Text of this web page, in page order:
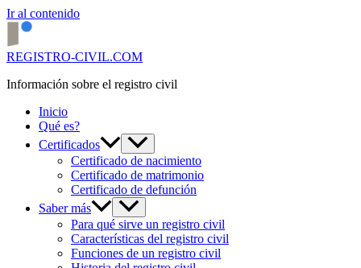
Ir al contenido
REGISTRO-CIVIL.COM
Información sobre el registro civil
Inicio
Qué es?
Certificados
Certificado de nacimiento
Certificado de matrimonio
Certificado de defunción
Saber más
Para qué sirve un registro civil
Características del registro civil
Funciones de un registro civil